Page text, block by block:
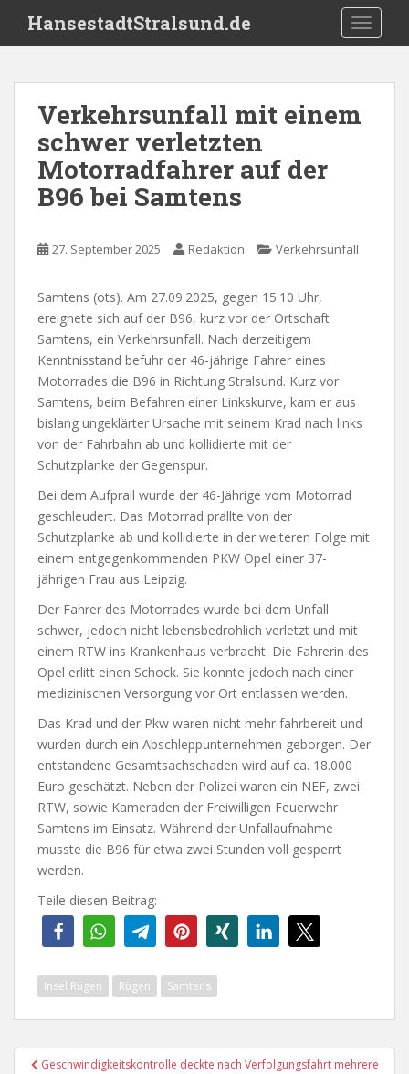
i
HansestadtStralsund.de
Verkehrsunfall mit einem
schwer verletzten
Motorradfahrer auf der
B96 bei Samtens
27. September 2025 Redaktion Verkehrsunfall
Samtens (ots). Am 27.09.2025, gegen 15:10 Uhr,
ereignete sich auf der B96, kurz vor der Ortschaft
Samtens, ein Verkehrsunfall. Nach derzeitigem
Kenntnisstand befuhr der 46-jährige Fahrer eines
Motorrades die B96 in Richtung Stralsund. Kurz vor
Samtens, beim Befahren einer Linkskurve, kam er aus
bislang ungeklärter Ursache mit seinem Krad nach links
von der Fahrbahn ab und kollidierte mit der
Schutzplanke der Gegenspur.
Bei dem Aufprall wurde der 46-Jährige vom Motorrad
geschleudert. Das Motorrad prallte von der
Schutzplanke ab und kollidierte in der weiteren Folge mit
einem entgegenkommenden PKW Opel einer 37-
jährigen Frau aus Leipzig.
Der Fahrer des Motorrades wurde bei dem Unfall
schwer, jedoch nicht lebensbedrohlich verletzt und mit
einem RTW ins Krankenhaus verbracht. Die Fahrerin des
Opel erlitt einen Schock. Sie konnte jedoch nach einer
medizinischen Versorgung vor Ort entlassen werden.
Das Krad und der Pkw waren nicht mehr fahrbereit und
wurden durch ein Abschleppunternehmen geborgen. Der
entstandene Gesamtsachschaden wird auf ca. 18.000
Euro geschätzt. Neben der Polizei waren ein NEF, zwei
RTW, sowie Kameraden der Freiwilligen Feuerwehr
Samtens im Einsatz. Während der Unfallaufnahme
musste die B96 für etwa zwei Stunden voll gesperrt
werden.
Teile diesen Beitrag:
Insel Rügen Rügen Samtens
Beitragsnavigation
Geschwindigkeitskontrolle deckte nach Verfolgungsfahrt mehrere